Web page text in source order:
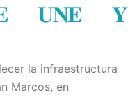
𝐔𝐍𝐄 𝐘
la infraestructura
Marcos, en